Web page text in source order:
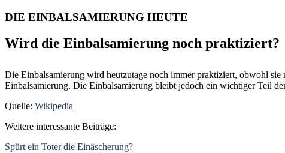
DIE EINBALSAMIERUNG HEUTE
Wird die Einbalsamierung noch praktiziert?
Die Einbalsamierung wird heutzutage noch immer praktiziert, obwohl
Einbalsamierung. Die Einbalsamierung bleibt jedoch ein wichtiger Teil
Quelle: Wikipedia
Weitere interessante Beiträge:
Spürt ein Toter die Einäscherung?